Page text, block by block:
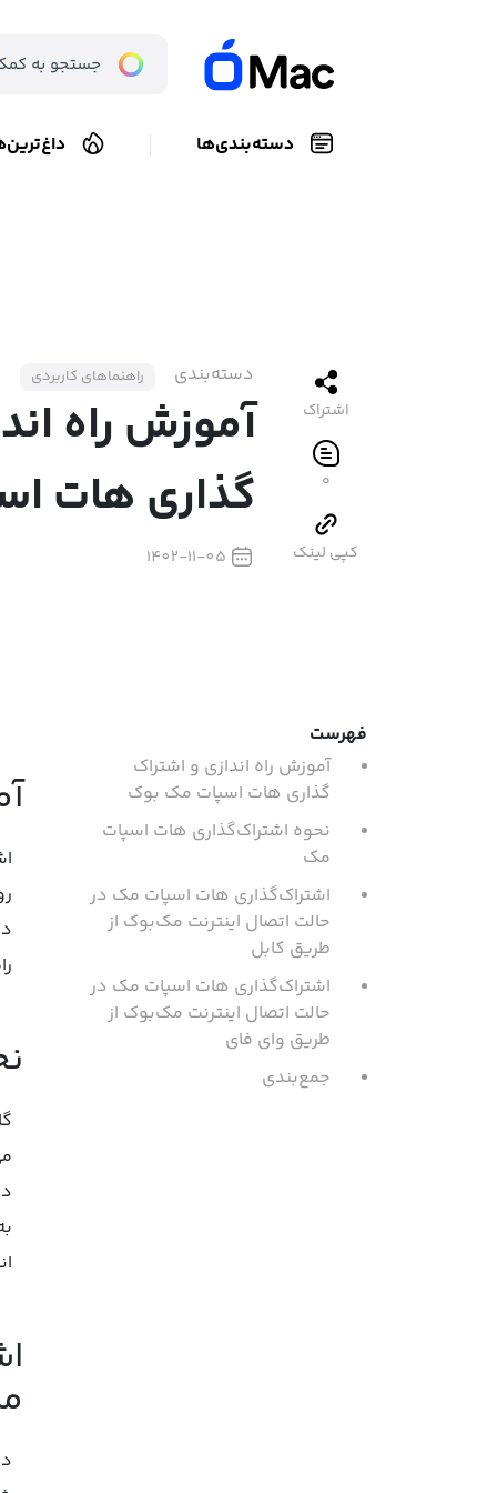
دسته‌بندی‌ها
دسته‌بندی راهنماهای کاربردی
آموزش راه
گذاری هات
1402-11-05
اشتراک
۰
کپی لینک
فهرست
آموزش راه اندازی و اشتراک
گذاری هات اسپات مک بوک
نحوه اشتراک‌گذاری هات اسپات
مک
اشتراک‌گذاری هات اسپات مک در
حالت اتصال اینترنت مک‌بوک از
طریق کابل
اشتراک‌گذاری هات اسپات مک در
حالت اتصال اینترنت مک‌بوک از
طریق وای فای
جمع‌بندی